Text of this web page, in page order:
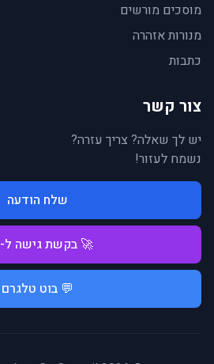
מוסכים מורשים
מנורות אזהרה
כתבות
צור קשר
יש לך שאלה? צריך עזרה?
נשמח לעזור!
שלח הודעה
🚀 בקשת גישה ל-API
💬 בוט טלגרם